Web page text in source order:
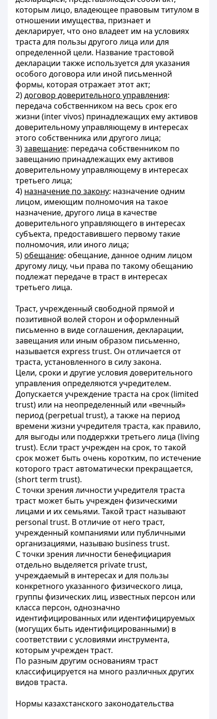
которым лицо, владеющее правовым титулом в
отношении имущества, признает и
декларирует, что оно владеет им на условиях
траста для пользы другого лица или для
определенной цели. Название трастовой
декларации также используется для указания
особого договора или иной письменной
формы, которая отражает этот акт;
2)договор доверительного управления:
передача собственником на весь срок его
жизни (inter vivos) принадлежащих ему активов
доверительному управляющему в интересах
этого собственника или другого лица;
3)завещание: передача собственником по
завещанию принадлежащих ему активов
доверительному управляющему в интересах
третьего лица;
4) назначение по закону: назначение одним
лицом, имеющим полномочия на такое
назначение, другого лица в качестве
доверительного управляющего в интересах
субъекта, предоставившего первому такие
полномочия, или иного лица;
5)обещание: обещание, данное одним лицом
другому лицу, чьи права по такому обещанию
подлежат передаче в траст в интересах
третьего лица.
Траст, учрежденный свободной прямой и
позитивной волей сторон и оформленный
письменно в виде соглашения, декларации,
завещания или иным образом письменно,
называется express trust. Он отличается от
траста, установленного в силу закона.
Цели, сроки и другие условия доверительного
управления определяются учредителем.
Допускается учреждение траста на срок (limited
trust) или на неопределенный или «вечный»
период (perpetual trust), а также на период
времени жизни учредителя траста, как правило,
для выгоды или поддержки третьего лица (living
trust). Если траст учрежден на срок, то такой
срок может быть очень коротким, по истечение
которого траст автоматически прекращается,
(short term trust).
С точки зрения личности учредителя траста
траст может быть учрежден физическими
лицами и их семьями. Такой траст называют
personal trust. В отличие от него траст,
учрежденный компаниями или публичными
организациями, называю business trust.
С точки зрения личности бенефициария
отдельно выделяется private trust,
учреждаемый в интересах и для пользы
конкретного указанного физического лица,
группы физических лиц, известных персон или
класса персон, однозначно
идентифицированных или идентифицируемых
(могущих быть идентифицированными) в
соответствии с условиями инструмента,
которым учрежден траст.
По разным другим основаниям траст
классифицируется на много различных других
видов траста.
Нормы казахстанского законодательства